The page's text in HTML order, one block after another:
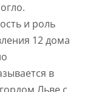
и роль
12 дома
в